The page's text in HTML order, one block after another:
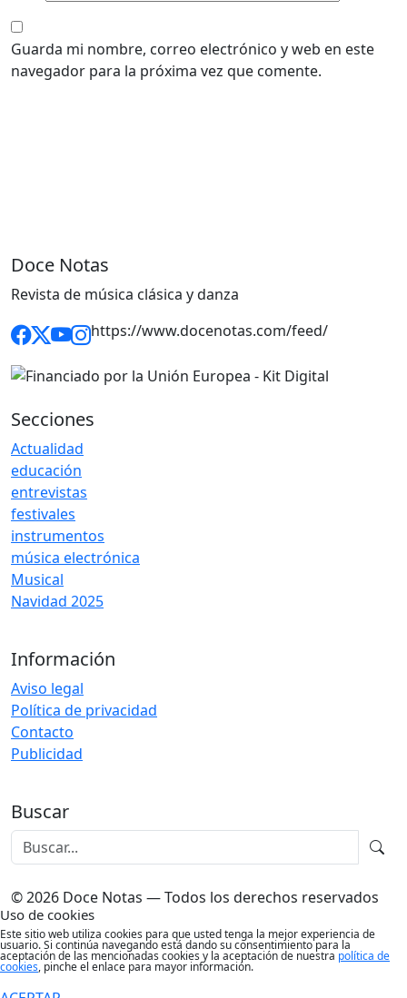
Guarda mi nombre, correo electrónico y web en este
navegador para la próxima vez que comente.
Doce Notas
Revista de música clásica y danza
https://www.docenotas.com/feed/
Secciones
Actualidad
educación
entrevistas
festivales
instrumentos
música electrónica
Musical
Navidad 2025
Información
Aviso legal
Política de privacidad
Contacto
Publicidad
Buscar
© 2026 Doce Notas — Todos los derechos reservados
Uso de cookies
Este sitio web utiliza cookies para que usted tenga la mejor experiencia de
usuario. Si continúa navegando está dando su consentimiento para la
aceptación de las mencionadas cookies y la aceptación de nuestra política de
cookies, pinche el enlace para mayor información.